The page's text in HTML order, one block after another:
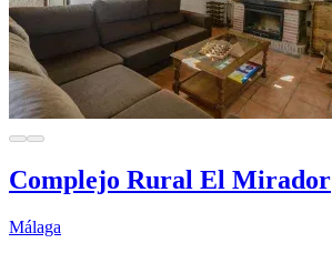
Complejo Rural El Mirador
Málaga